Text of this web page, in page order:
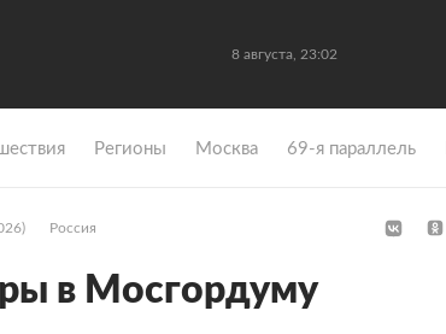
8 августа, 23:02
Регионы Москва 69-я параллель
Россия
в Мосгордуму